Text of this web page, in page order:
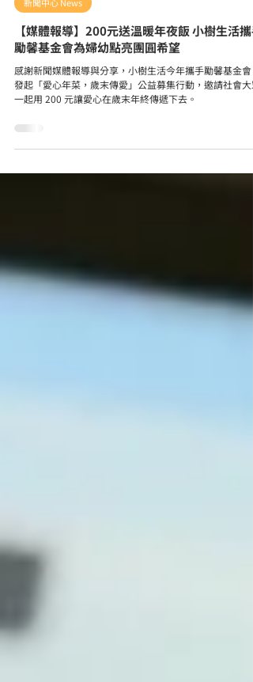
2025年12月30日
新聞中心 News
【媒體報導】200元送溫暖年夜飯 小樹生活攜
勵馨基金會為婦幼點亮團圓希望
感謝新聞媒體報導與分享，小樹生活今年攜手勵馨基金會
一起用 200 元讓愛心在歲末年終傳遞下去。